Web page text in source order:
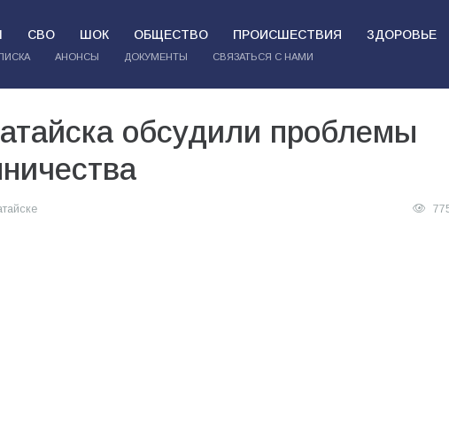
СВО ШОК ОБЩЕСТВО ПРОИСШЕСТВИЯ ЗДОРОВЬЕ
АНОНСЫ ДОКУМЕНТЫ СВЯЗАТЬСЯ С НАМИ
обсудили проблемы